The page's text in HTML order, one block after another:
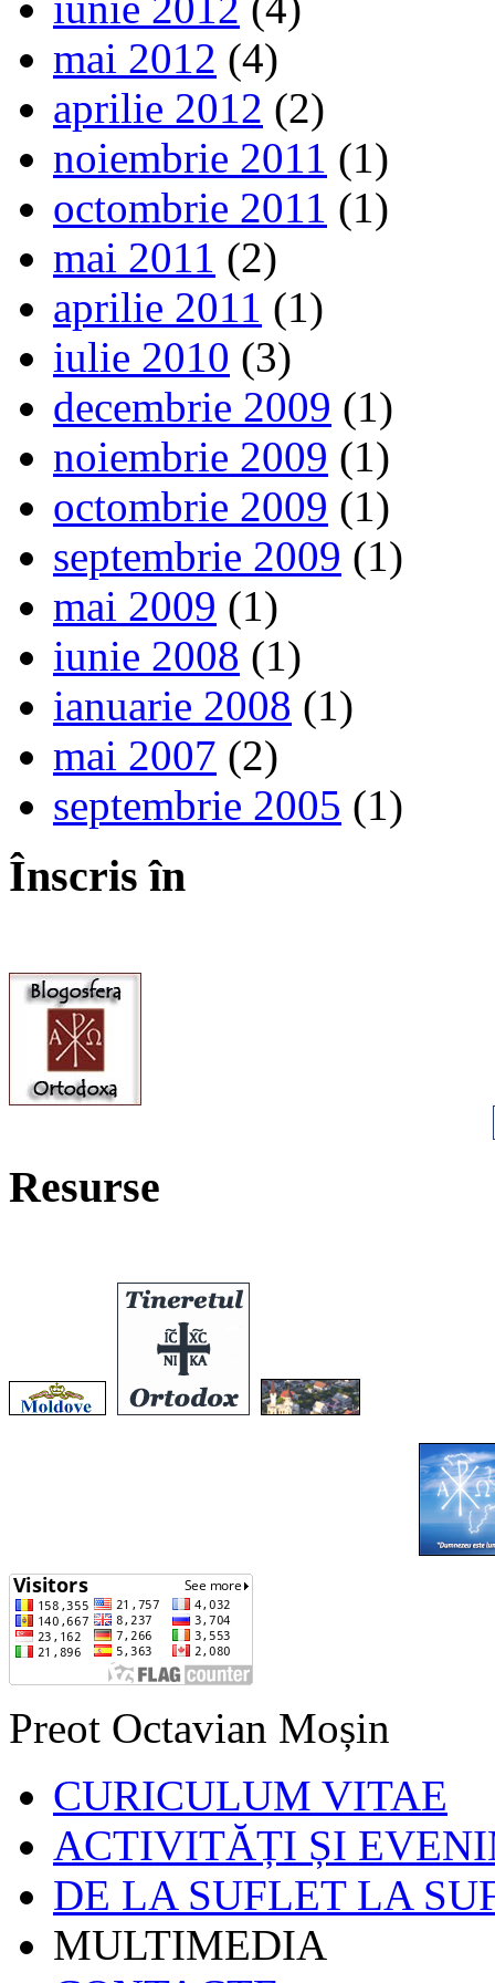
mai 2012 (4)
aprilie 2012 (2)
noiembrie 2011 (1)
octombrie 2011 (1)
mai 2011 (2)
aprilie 2011 (1)
iulie 2010 (3)
decembrie 2009 (1)
noiembrie 2009 (1)
octombrie 2009 (1)
septembrie 2009 (1)
mai 2009 (1)
iunie 2008 (1)
ianuarie 2008 (1)
mai 2007 (2)
septembrie 2005 (1)
Înscris în
Resurse
Preot Octavian Moșin
CURICULUM VITAE
ACTIVITĂȚI ȘI
DE LA SUFLET LA
MULTIMEDIA